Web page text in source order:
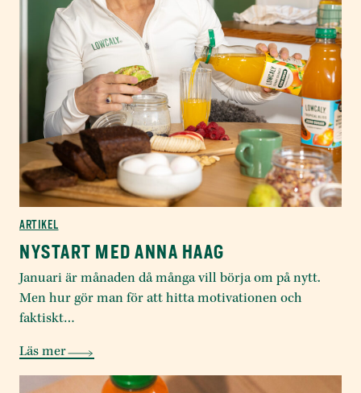
ARTIKEL
NYSTART MED ANNA HAAG
Januari är månaden då många vill börja om på nytt.
Men hur gör man för att hitta motivationen och
faktiskt…
Läs mer